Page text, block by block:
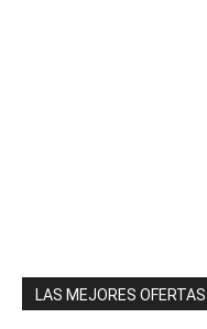
LAS MEJORES